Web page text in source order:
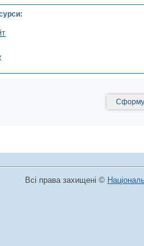
Всі права захищені ©